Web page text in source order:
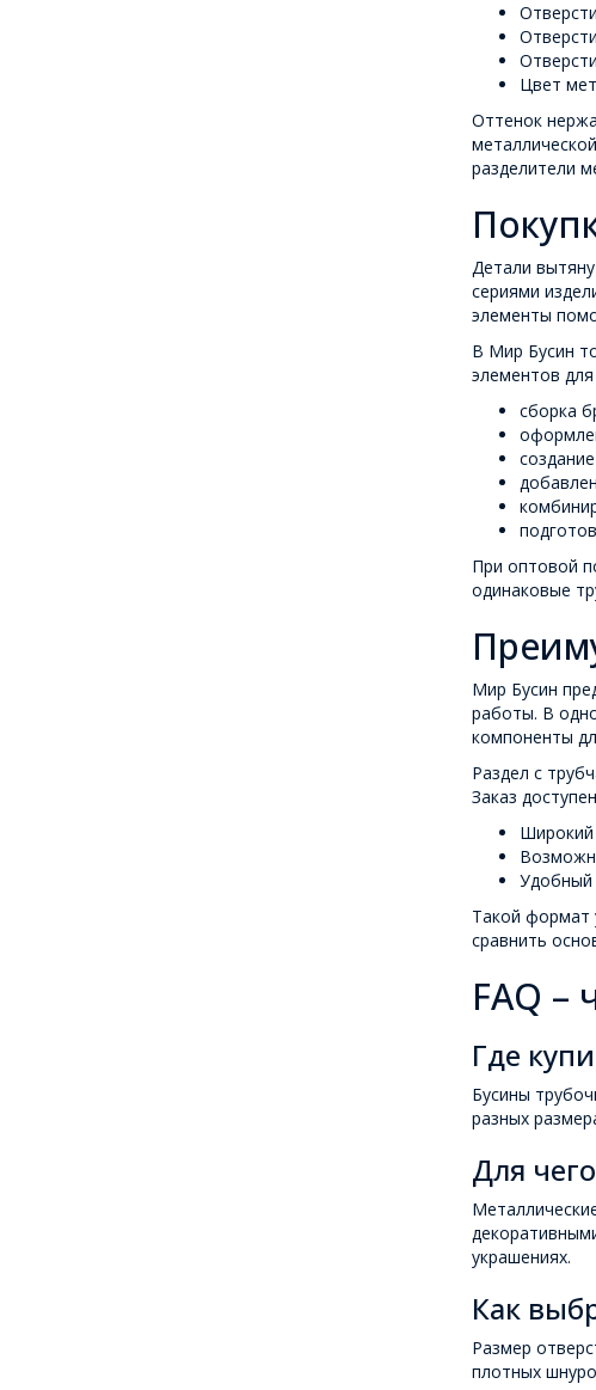
Цвет
Оттенок
разделители
Детали
сериями
элементы
В Мир Бусин
элементов
сборка
При оптовой
одинаковые
Мир Бусин
работы. В
компоненты
Раздел с
Заказ
Широкий
Удобный
Такой формат
сравнить
FAQ –
Где
Бусины
разных
Для
украшениях.
Как
Размер
плотных